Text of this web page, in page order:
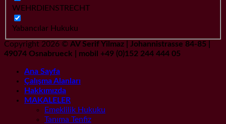
WEHRDIENSTRECHT
Yabancılar Hukuku
Copyright 2026 © AV Serif Yilmaz | Johannistrasse 84-85 |
49074 Osnabrueck | mobil +49 (0)152 244 444 05
Ana Sayfa
Çalışma Alanları
Hakkımızda
MAKALELER
Emeklilik Hukuku
Tanıma Tenfiz